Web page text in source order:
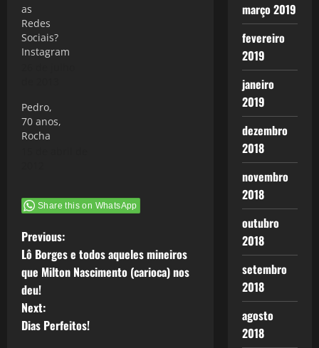
ser outra
pessoa, sua
mãe e amigos
jamais
pois o nome
não dar
margem a
as
Redes
Sociais?
Instagram
Pedro,
70 anos,
Rocha
Share this on WhatsApp
P
o
s
t
Previous:
Lô Borges e todos aqueles mineiros
que Milton Nascimento (carioca) nos
deu!
Next:
Dias Perfeitos!
março 2019
fevereiro
2019
janeiro
2019
dezembro
2018
novembro
2018
outubro
2018
setembro
2018
agosto
2018